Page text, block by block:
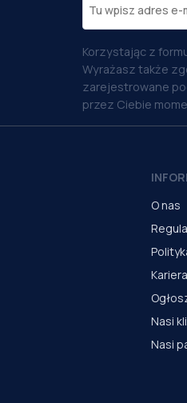
Korzystając z
Wyrażasz także
zarejestrowane
przez Ciebie
O nas
Kariera
Nasi
Nasi